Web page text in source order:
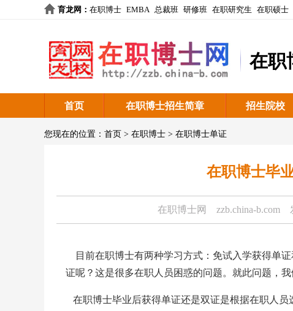
育龙网 ： 在职博士 EMBA 总裁班 研修班 在职研究生 在职硕士
在职
首页 在职博士招生简章 招生院校
您现在的位置： 首页 > 在职博士 > 在职博士单证
在职博士毕
在职博士网 zzb.china-b.com
目前在职博士有两种学习方式：免试入学获得单
证呢？这是很多在职人员困惑的问题。就此问题，
在职博士毕业后获得单证还是双证是根据在职人员